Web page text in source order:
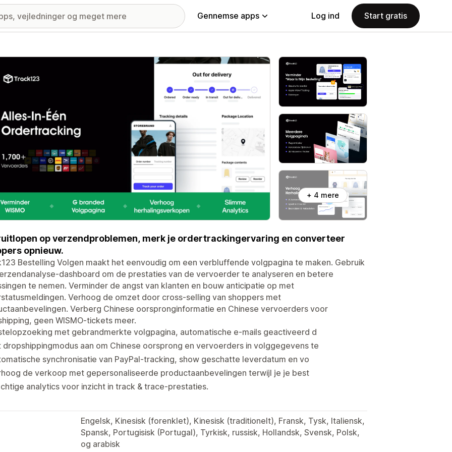
Gennemse apps Log ind Start gratis
+ 4 mere
op verzendproblemen, merk je ordertrackingervaring en converteer
opnieuw.
Bestelling Volgen maakt het eenvoudig om een verbluffende volgpagina te maken. Gebruik
dashboard om de prestaties van de vervoerder te analyseren en betere
te nemen. Verminder de angst van klanten en bouw anticipatie op met
Verhoog de omzet door cross-selling van shoppers met
Verberg Chinese oorspronginformatie en Chinese vervoerders voor
geen WISMO-tickets meer.
met gebrandmerkte volgpagina, automatische e-mails geactiveerd d
dropshippingmodus aan om Chinese oorsprong en vervoerders in volggegevens te
synchronisatie van PayPal-tracking, show geschatte leverdatum en vo
de verkoop met gepersonaliseerde productaanbevelingen terwijl je je best
analytics voor inzicht in track & trace-prestaties.
Engelsk, Kinesisk (forenklet), Kinesisk (traditionelt), Fransk, Tysk, Italiensk,
Spansk, Portugisisk (Portugal), Tyrkisk, russisk, Hollandsk, Svensk, Polsk,
og arabisk